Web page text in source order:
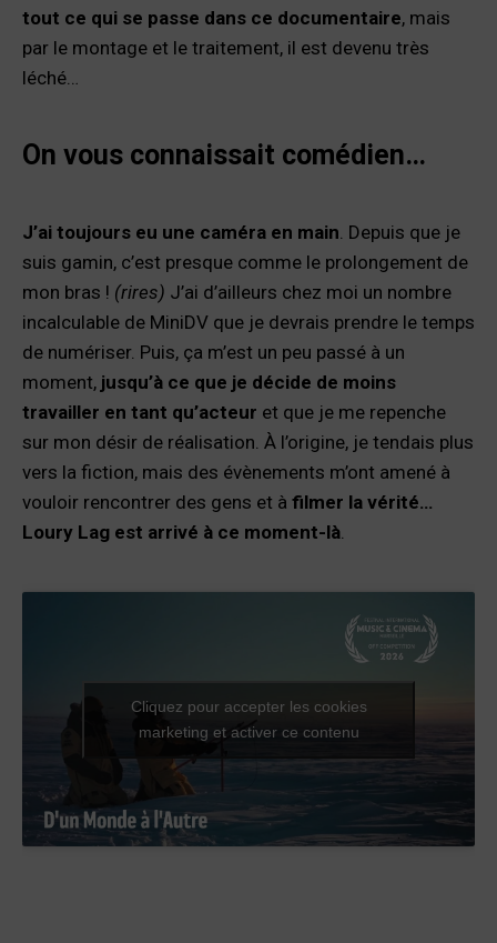
tout ce qui se passe dans ce documentaire, mais
par le montage et le traitement, il est devenu très
léché…
On vous connaissait comédien…
J’ai toujours eu une caméra en main . Depuis que je
suis gamin, c’est presque comme le prolongement de
mon bras ! (rires) J’ai d’ailleurs chez moi un nombre
incalculable de MiniDV que je devrais prendre le temps
de numériser. Puis, ça m’est un peu passé à un
moment, jusqu’à ce que je décide de moins
travailler en tant qu’acteur et que je me repenche
sur mon désir de réalisation. À l’origine, je tendais plus
vers la fiction, mais des évènements m’ont amené à
vouloir rencontrer des gens et à filmer la vérité…
Loury Lag est arrivé à ce moment-là
Cliquez pour accepter les cookies
marketing et activer ce contenu